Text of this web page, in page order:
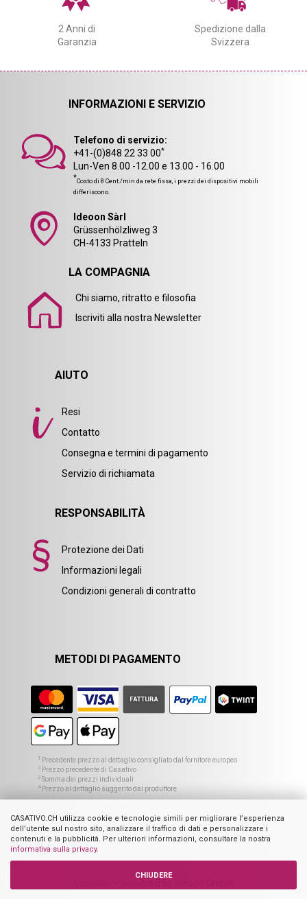
CASATIVO.CH utilizza cookie e tecnologie simili per migliorare l’esperienza
dell’utente sul nostro sito, analizzare il traffico di dati e personalizzare i
contenuti e la pubblicità. Per ulteriori informazioni, consultare la nostra
informativa sulla privacy.
CHIUDERE
2 Anni di
Garanzia
Spedizione dalla
Svizzera
INFORMAZIONI E SERVIZIO
Telefono di servizio:
+41-(0)848 22 33 00*
Lun-Ven 8.00 -12.00 e 13.00 - 16.00
*Costo di 8 Cent./min da rete fissa, i prezzi dei dispositivi mobili
differiscono.
Ideoon Sàrl
Grüssenhölzliweg 3
CH-4133 Pratteln
LA COMPAGNIA
Chi siamo, ritratto e filosofia
Iscriviti alla nostra Newsletter
AIUTO
Resi
Contatto
Consegna e termini di pagamento
Servizio di richiamata
RESPONSABILITÀ
Protezione dei Dati
Informazioni legali
Condizioni generali di contratto
METODI DI PAGAMENTO
1 Precedente prezzo al dettaglio consigliato dal fornitore europeo
2 Prezzo precedente di Casativo
3 Somma dei prezzi individuali
4 Prezzo al dettaglio suggerito dal produttore
prodotto offerto. Servono per visualizzare la descrizione anche come esempio o
per poter orientarsi meglio. Questo vale soprattutto per le immagini con diversi